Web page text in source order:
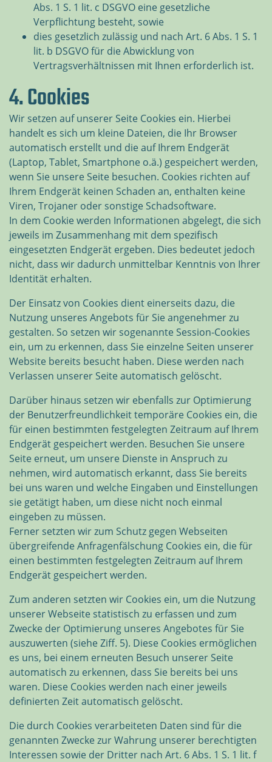
Abs. 1 S. 1 lit. c DSGVO eine gesetzliche
Verpflichtung besteht, sowie
dies gesetzlich zulässig und nach Art. 6 Abs. 1 S. 1
lit. b DSGVO für die Abwicklung von
Vertragsverhältnissen mit Ihnen erforderlich ist.
4. Cookies
Wir setzen auf unserer Seite Cookies ein. Hierbei
handelt es sich um kleine Dateien, die Ihr Browser
automatisch erstellt und die auf Ihrem Endgerät
(Laptop, Tablet, Smartphone o.ä.) gespeichert werden,
wenn Sie unsere Seite besuchen. Cookies richten auf
Ihrem Endgerät keinen Schaden an, enthalten keine
Viren, Trojaner oder sonstige Schadsoftware.
In dem Cookie werden Informationen abgelegt, die sich
jeweils im Zusammenhang mit dem spezifisch
eingesetzten Endgerät ergeben. Dies bedeutet jedoch
nicht, dass wir dadurch unmittelbar Kenntnis von Ihrer
Identität erhalten.
Der Einsatz von Cookies dient einerseits dazu, die
Nutzung unseres Angebots für Sie angenehmer zu
gestalten. So setzen wir sogenannte Session-Cookies
ein, um zu erkennen, dass Sie einzelne Seiten unserer
Website bereits besucht haben. Diese werden nach
Verlassen unserer Seite automatisch gelöscht.
Darüber hinaus setzen wir ebenfalls zur Optimierung
der Benutzerfreundlichkeit temporäre Cookies ein, die
für einen bestimmten festgelegten Zeitraum auf Ihrem
Endgerät gespeichert werden. Besuchen Sie unsere
Seite erneut, um unsere Dienste in Anspruch zu
nehmen, wird automatisch erkannt, dass Sie bereits
bei uns waren und welche Eingaben und Einstellungen
sie getätigt haben, um diese nicht noch einmal
eingeben zu müssen.
Ferner setzten wir zum Schutz gegen Webseiten
übergreifende Anfragenfälschung Cookies ein, die für
einen bestimmten festgelegten Zeitraum auf Ihrem
Endgerät gespeichert werden.
Zum anderen setzten wir Cookies ein, um die Nutzung
unserer Webseite statistisch zu erfassen und zum
Zwecke der Optimierung unseres Angebotes für Sie
auszuwerten (siehe Ziff. 5). Diese Cookies ermöglichen
es uns, bei einem erneuten Besuch unserer Seite
automatisch zu erkennen, dass Sie bereits bei uns
waren. Diese Cookies werden nach einer jeweils
definierten Zeit automatisch gelöscht.
Die durch Cookies verarbeiteten Daten sind für die
genannten Zwecke zur Wahrung unserer berechtigten
Interessen sowie der Dritter nach Art. 6 Abs. 1 S. 1 lit. f